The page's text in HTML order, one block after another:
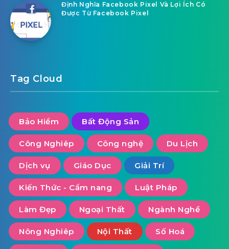
Định Nghĩa Facebook Pixel Và Lợi Ích Có
Được Từ Facebook Pixel
Tag Cloud
Bảo Hiểm Bất Động Sản
Công Nghiêp Công nghệ Du Lịch
Dịch vụ Giáo Dục Giải Trí
Kiến Thức - Cẩm nang Luật Pháp
Làm Đẹp Ngoại Thất Ngành Nghề
Nông Nghiêp Nội Thất Số Hoá